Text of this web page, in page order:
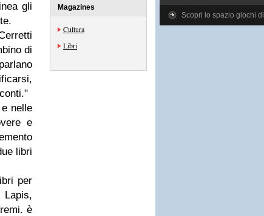
gli
di
nelle
e
libri
per
è
Magazines
Cultura
Libri
Scopri lo spazio giochi di